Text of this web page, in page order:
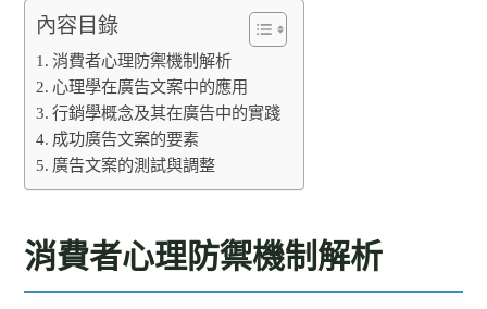
內容目錄
消費者心理防禦機制解析
心理學在廣告文案中的應用
行銷學概念及其在廣告中的實踐
成功廣告文案的要素
廣告文案的測試與調整
消費者心理防禦機制解析